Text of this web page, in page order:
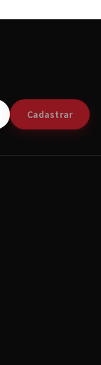
Cadastrar